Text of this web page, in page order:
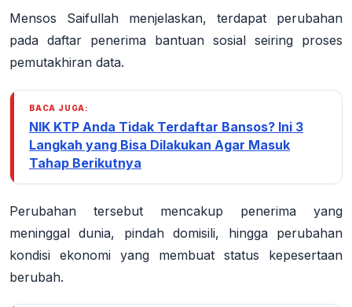
Mensos Saifullah menjelaskan, terdapat perubahan
pada daftar penerima bantuan sosial seiring proses
pemutakhiran data.
BACA JUGA:
NIK KTP Anda Tidak Terdaftar Bansos? Ini 3
Langkah yang Bisa Dilakukan Agar Masuk
Tahap Berikutnya
Perubahan tersebut mencakup penerima yang
meninggal dunia, pindah domisili, hingga perubahan
kondisi ekonomi yang membuat status kepesertaan
berubah.